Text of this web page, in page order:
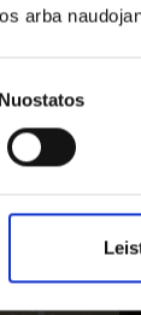
arba
Nuostatos